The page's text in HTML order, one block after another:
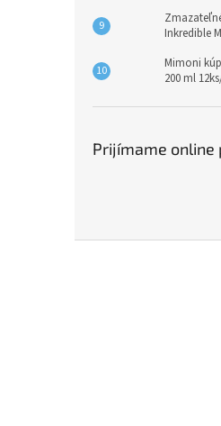
Inkredible
Mimoni
200 ml
Prijímame online